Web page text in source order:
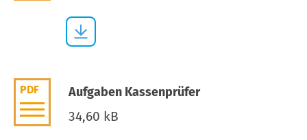
PDF Aufgaben Kassenprüfer
34,60 kB